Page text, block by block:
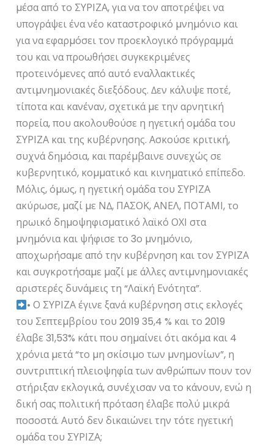
µέσα από το ΣΥΡΙΖΑ, για να τον αποτρέψει να
υπογράψει ένα νέο καταστροφικό µνηµόνιο και
για να εφαρµόσει τον προεκλογικό πρόγραµµά
του και να προωθήσει συγκεκριµένες
προτεινόµενες από αυτό εναλλακτικές
αντιµνηµονιακές διεξόδους. ∆εν κάλυψε ποτέ,
τίποτα και κανέναν, σχετικά µε την αρνητική
πορεία, που ακολουθούσε η ηγετική οµάδα του
ΣΥΡΙΖΑ και της κυβέρνησης. Ασκούσε κριτική,
συχνά δηµόσια, και παρέµβαινε συνεχώς σε
κυβερνητικό, κοµµατικό και κινηµατικό επίπεδο.
Μόλις, όµως, η ηγετική οµάδα του ΣΥΡΙΖΑ
ακύρωσε, µαζί µε Ν∆, ΠΑΣΟΚ, ΑΝΕΛ, ΠΟΤΑΜΙ, το
ηρωικό δηµοψηφισµατικό λαϊκό ΟΧΙ στα
µνηµόνια και ψήφισε το 3ο µνηµόνιο,
αποχωρήσαµε από την κυβέρνηση και τον ΣΥΡΙΖΑ
και συγκροτήσαµε µαζί µε άλλες αντιµνηµονιακές
αριστερές δυνάµεις τη “Λαϊκή Ενότητα”.
• Ο ΣΥΡΙΖΑ έγινε ξανά κυβέρνηση στις εκλογές
του Σεπτεµβρίου του 2019 35,4 % και το 2019
έλαβε 31,53% κάτι που σηµαίνει ότι ακόµα και 4
χρόνια µετά “το µη σκίσιµο των µνηµονίων”, η
συντριπτική πλειοψηφία των ανθρώπων πουν τον
στήριξαν εκλογικά, συνέχισαν να το κάνουν, ενώ η
δική σας πολιτική πρόταση έλαβε πολύ µικρά
ποσοστά. Αυτό δεν δικαιώνει την τότε ηγετική
οµάδα του ΣΥΡΙΖΑ;